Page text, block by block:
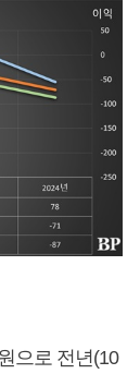
으로 전년(10